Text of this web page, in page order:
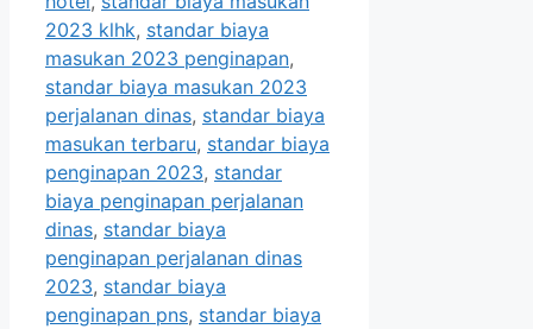
2023 klhk, standar biaya
masukan 2023 penginapan,
standar biaya masukan 2023
perjalanan dinas, standar biaya
masukan terbaru, standar biaya
penginapan 2023, standar
biaya penginapan perjalanan
dinas, standar biaya
penginapan perjalanan dinas
2023, standar biaya
penginapan pns, standar biaya